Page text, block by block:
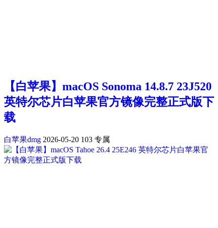
【白苹果】macOS Sonoma 14.8.7 23J520
英特尔芯片白苹果官方镜像完整正式版下
载
白苹果dmg 2026-05-20 103 专属